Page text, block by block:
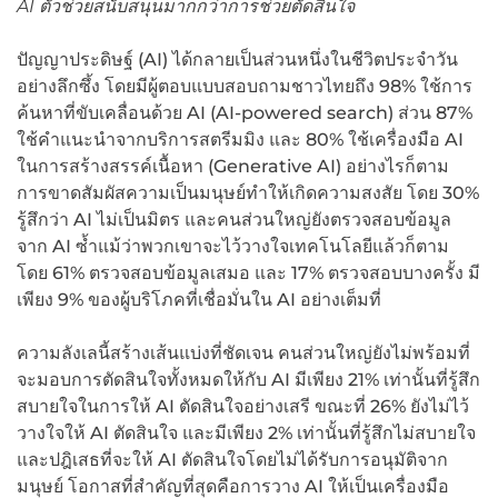
AI ตัวช่วยสนับสนุนมากกว่าการช่วยตัดสินใจ
ปัญญาประดิษฐ์ (AI) ได้กลายเป็นส่วนหนึ่งในชีวิตประจำวัน
อย่างลึกซึ้ง โดยมีผู้ตอบแบบสอบถามชาวไทยถึง 98% ใช้การ
ค้นหาที่ขับเคลื่อนด้วย AI (AI-powered search) ส่วน 87%
ใช้คำแนะนำจากบริการสตรีมมิง และ 80% ใช้เครื่องมือ AI
ในการสร้างสรรค์เนื้อหา (Generative AI) อย่างไรก็ตาม
การขาดสัมผัสความเป็นมนุษย์ทำให้เกิดความสงสัย โดย 30%
รู้สึกว่า AI ไม่เป็นมิตร และคนส่วนใหญ่ยังตรวจสอบข้อมูล
จาก AI ซ้ำแม้ว่าพวกเขาจะไว้วางใจเทคโนโลยีแล้วก็ตาม
โดย 61% ตรวจสอบข้อมูลเสมอ และ 17% ตรวจสอบบางครั้ง มี
เพียง 9% ของผู้บริโภคที่เชื่อมั่นใน AI อย่างเต็มที่
ความลังเลนี้สร้างเส้นแบ่งที่ชัดเจน คนส่วนใหญ่ยังไม่พร้อมที่
จะมอบการตัดสินใจทั้งหมดให้กับ AI มีเพียง 21% เท่านั้นที่รู้สึก
สบายใจในการให้ AI ตัดสินใจอย่างเสรี ขณะที่ 26% ยังไม่ไว้
วางใจให้ AI ตัดสินใจ และมีเพียง 2% เท่านั้นที่รู้สึกไม่สบายใจ
และปฎิเสธที่จะให้ AI ตัดสินใจโดยไม่ได้รับการอนุมัติจาก
มนุษย์ โอกาสที่สำคัญที่สุดคือการวาง AI ให้เป็นเครื่องมือ